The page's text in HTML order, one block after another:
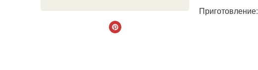
Приготовление: